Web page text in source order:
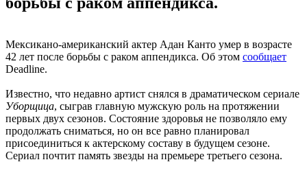
Мексикано-американский актер Адан Канто умер в возрасте
42 лет после борьбы с раком аппендикса. Об этом сообщает
Deadline.
Известно, что недавно артист снялся в драматическом сериале
Уборщица, сыграв главную мужскую роль на протяжении
первых двух сезонов. Состояние здоровья не позволяло ему
продолжать сниматься, но он все равно планировал
присоединиться к актерскому составу в будущем сезоне.
Сериал почтит память звезды на премьере третьего сезона.